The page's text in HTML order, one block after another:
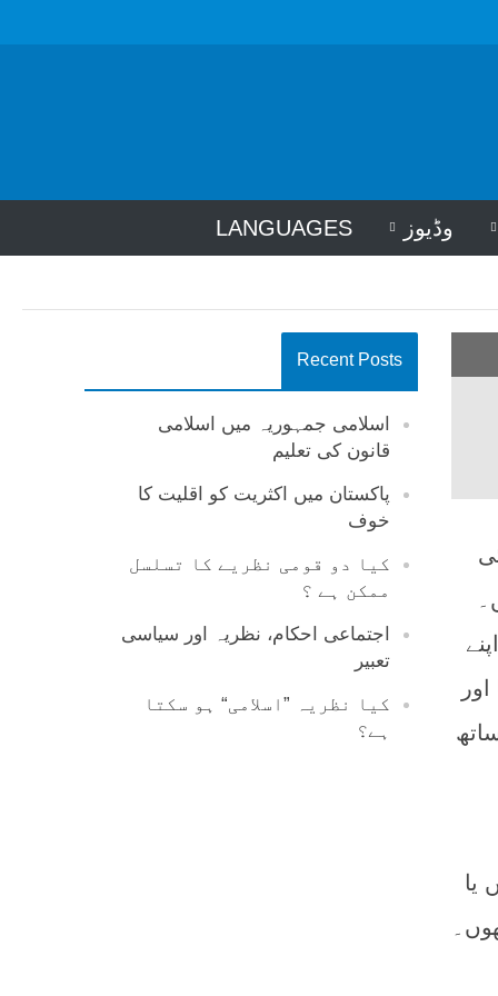
وڈیوز LANGUAGES
Recent Posts
اسلامی جمہوریہ میں اسلامی
قانون کی تعلیم
پاکستان میں اکثریت کو اقلیت کا
خوف
کیا دو قومی نظریے کا تسلسل
ممکن ہے ؟
اجتماعی احکام، نظریہ اور سیاسی
تعبیر
کیا نظریہ ”اسلامی“ ہو سکتا
ہے؟
یا